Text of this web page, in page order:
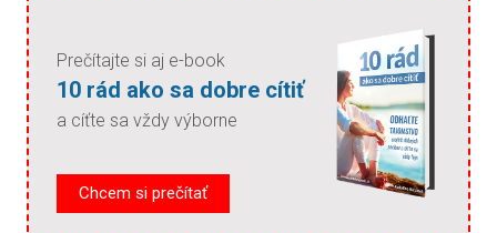
Prečítajte si aj e-book
10 rád ako sa dobre cítiť
a cíťte sa vždy výborne
Chcem si prečítať